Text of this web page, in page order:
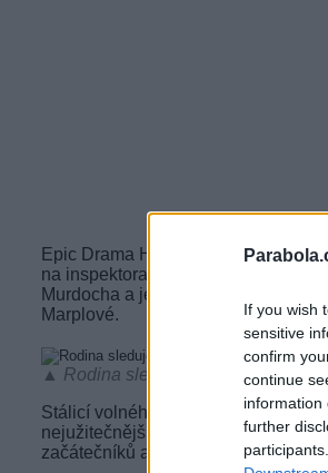
If you wish
sensitive
confirm
continue
information
further
Epic Drama HD naservíruje to
na inspektora George Gentlyho i
Murdocha a jeho věrného týmu
Marplové.
▲ Rodina sleduje programovou
Stálicí volného vysílání je
nejužitečnější tipy a triky pro
začátečníků až po profíky.